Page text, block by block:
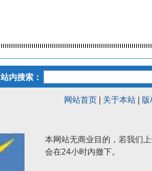
站内搜索：
网站首页| 关于本站| 版
本网站无商业目的，若我们
会在24小时内撤下。